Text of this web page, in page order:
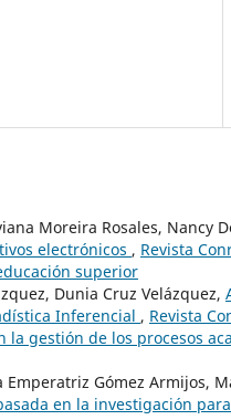
Moreira Rosales, Nancy
electrónicos , Revista
superior
Dunia Cruz Velázquez,
Inferencial , Revista
gestión de los procesos
Emperatriz Gómez Armijos,
en la investigación